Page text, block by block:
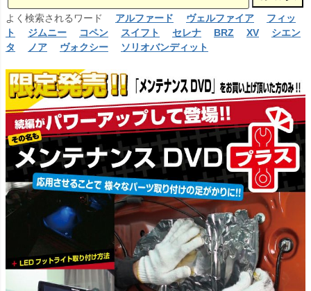
よく検索されるワード アルファード ヴェルファイア
フィッ
ト
ジムニー コペン スイフト セレナ BRZ XV
シエン
タ
ノア ヴォクシー ソリオバンディット